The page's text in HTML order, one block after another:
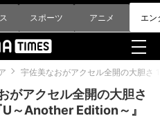
スポーツ アニメ エン
宇佐美なおがアクセル全開の大胆さ
がアクセル全開の大胆さ
～Another Edition～』